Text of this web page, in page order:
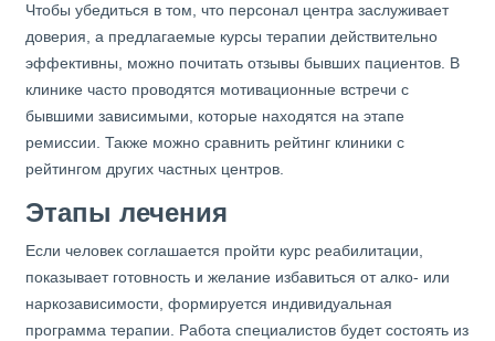
Чтобы убедиться в том, что персонал центра заслуживает
доверия, а предлагаемые курсы терапии действительно
эффективны, можно почитать отзывы бывших пациентов. В
клинике часто проводятся мотивационные встречи с
бывшими зависимыми, которые находятся на этапе
ремиссии. Также можно сравнить рейтинг клиники с
рейтингом других частных центров.
Этапы лечения
Если человек соглашается пройти курс реабилитации,
показывает готовность и желание избавиться от алко- или
наркозависимости, формируется индивидуальная
программа терапии. Работа специалистов будет состоять из